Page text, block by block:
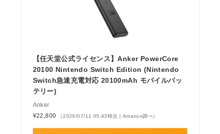
【任天堂公式ライセンス】Anker PowerCore
20100 Nintendo Switch Edition (Nintendo
Switch急速充電対応 20100mAh モバイルバッ
テリー)
Anker
¥22,800
（2026/07/11 05:43時点 | Amazon調べ）